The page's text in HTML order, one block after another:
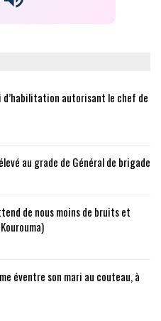
d’habilitation autorisant le chef de
au grade de Général de brigade
de nous moins de bruits et
éventre son mari au couteau, à